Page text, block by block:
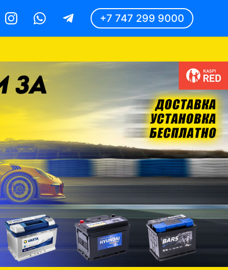
InstagramWhatsappTelegram +7 747 299 9000